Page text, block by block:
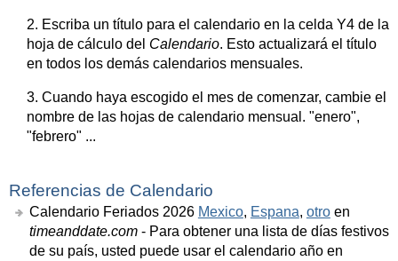
2. Escriba un título para el calendario en la celda Y4 de la
hoja de cálculo del Calendario. Esto actualizará el título
en todos los demás calendarios mensuales.
3. Cuando haya escogido el mes de comenzar, cambie el
nombre de las hojas de calendario mensual. "enero",
"febrero" ...
Referencias de Calendario
Calendario Feriados 2026 Mexico, Espana, otroen
timeanddate.com- Para obtener una lista de días festivos
de su país, usted puede usar el calendario año en